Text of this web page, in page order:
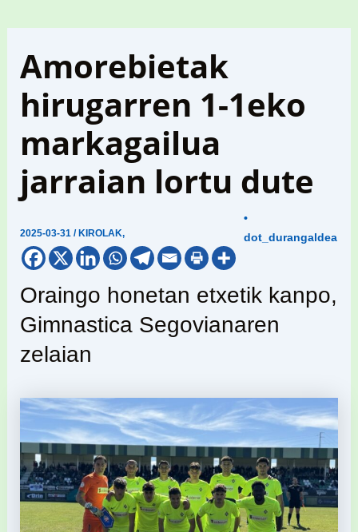
Amorebietak
hirugarren 1-1eko
markagailua
jarraian lortu dute
2025-03-31/ KIROLAK,
•
dot_durangaldea
Oraingo honetan etxetik kanpo,
Gimnastica Segovianaren
zelaian